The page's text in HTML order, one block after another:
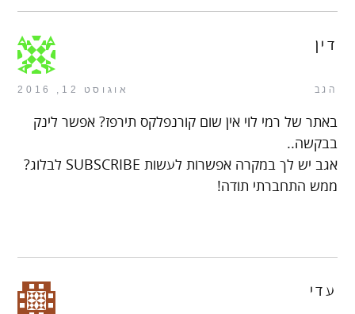
הגב אוגוסט 12, 2016
דין
באתר של רמי לוי אין שום קורנפלקס תירפז? אפשר לינק
בבקשה..
אגב יש לך במקרה אפשרות לעשות SUBSCRIBE לבלוג?
ממש התחברתי תודה!
עדי